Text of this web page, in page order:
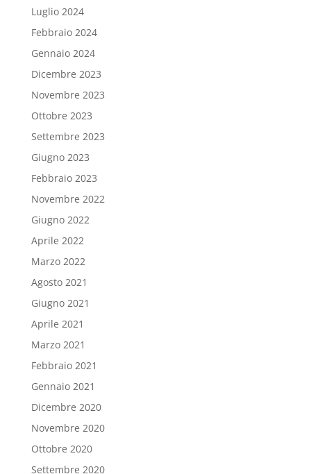
Luglio 2024
Febbraio 2024
Gennaio 2024
Dicembre 2023
Novembre 2023
Ottobre 2023
Settembre 2023
Giugno 2023
Febbraio 2023
Novembre 2022
Giugno 2022
Aprile 2022
Marzo 2022
Agosto 2021
Giugno 2021
Aprile 2021
Marzo 2021
Febbraio 2021
Gennaio 2021
Dicembre 2020
Novembre 2020
Ottobre 2020
Settembre 2020